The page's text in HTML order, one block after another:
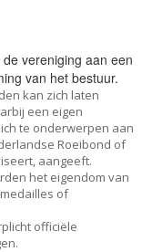
vereniging aan een
van het bestuur.
kan zich laten
een eigen
te onderwerpen aan
Roeibond of
aangeeft.
het eigendom van
of
officiële